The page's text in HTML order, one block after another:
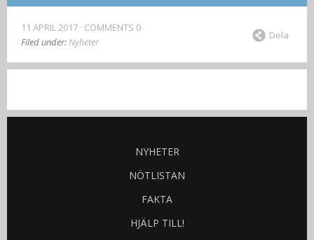
11 APRIL 2017 COMMENTS 0
Filed under:Nyheter
Dela
NYHETER
NÖTLISTAN
FAKTA
HJÄLP TILL!